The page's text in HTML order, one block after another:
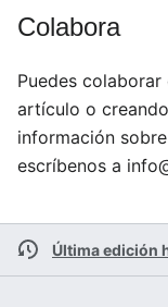
Colabora
Puedes
artículo o
información
escríbenos a
Última edición